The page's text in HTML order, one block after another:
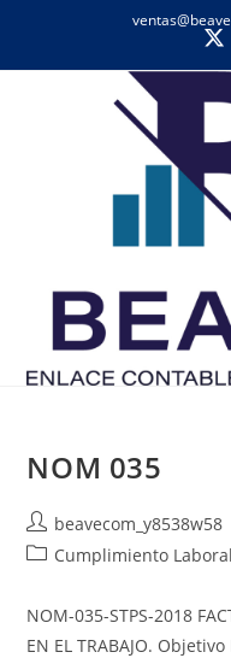
contenido
NOM 035
Autor
de
beavecom_y8538w58
Categoría
la
entrada:
Cumplimiento Laboral
NOM-035-STPS-2018
EN EL TRABAJO.